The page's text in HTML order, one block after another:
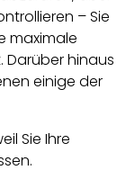
– Sie
maximale
Darüber hinaus
einige der
Sie Ihre